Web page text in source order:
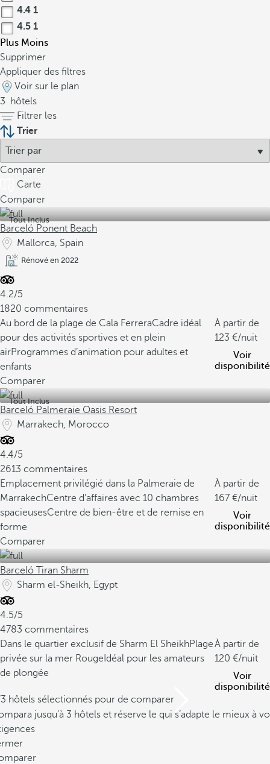
4.4 1
4.5 1
Plus Moins
Supprimer
Appliquer des filtres
Voir sur le plan
3
hôtels
Filtrer les
Trier
Comparer
Carte
Comparer
Tout Inclus
Barceló Ponent Beach
Mallorca, Spain
Rénové en 2022
4.2/5
1820 commentaires
Au bord de la plage de Cala FerreraCadre idéal
pour des activités sportives et en plein
airProgrammes d’animation pour adultes et
enfants
À partir de
123
/nuit
Voir
disponibilité
Comparer
Tout Inclus
Barceló Palmeraie Oasis Resort
Marrakech, Morocco
4.4/5
2613 commentaires
Emplacement privilégié dans la Palmeraie de
MarrakechCentre d'affaires avec 10 chambres
spacieusesCentre de bien-être et de remise en
forme
À partir de
167
/nuit
Voir
disponibilité
Comparer
Barceló Tiran Sharm
Sharm el-Sheikh, Egypt
4.5/5
4783 commentaires
Dans le quartier exclusif de Sharm El SheikhPlage
privée sur la mer Rouge Idéal pour les amateurs
de plongée
À partir de
120
/nuit
Voir
disponibilité
hôtels sélectionnés pour de comparer
jusqu’à 3 hôtels et réserve le qui s’adapte le mieux à